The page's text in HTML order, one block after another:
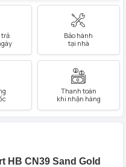
trả
Bảo hành
tại nhà
Thanh toán
khi nhận hàng
HB CN39 Sand Gold